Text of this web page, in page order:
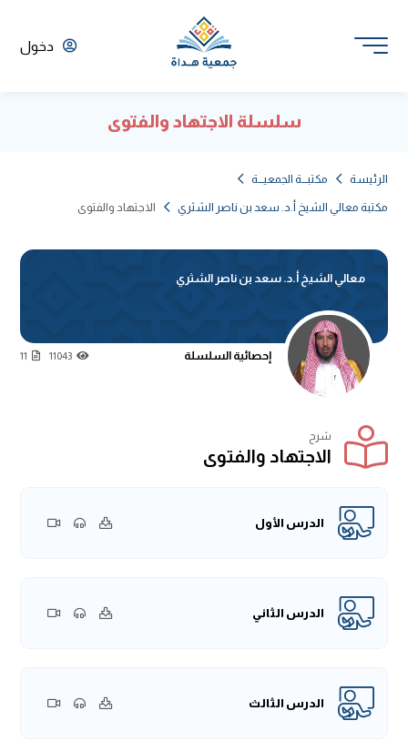
دخول
سلسلة الاجتهاد والفتوى
الرئيسة مكتبـــة الجمعيـــة
مكتبة معالي الشيخ أ.د. سعد بن ناصر الشثري الاجتهاد والفتوى
معالي الشيخ أ.د. سعد بن ناصر الشثري
إحصائية السلسلة 11043
11
شرح
الاجتهاد والفتوى
الدرس الأول
الدرس الثاني
الدرس الثالث